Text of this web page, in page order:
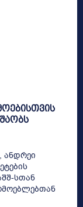
ანდრეი
სთან